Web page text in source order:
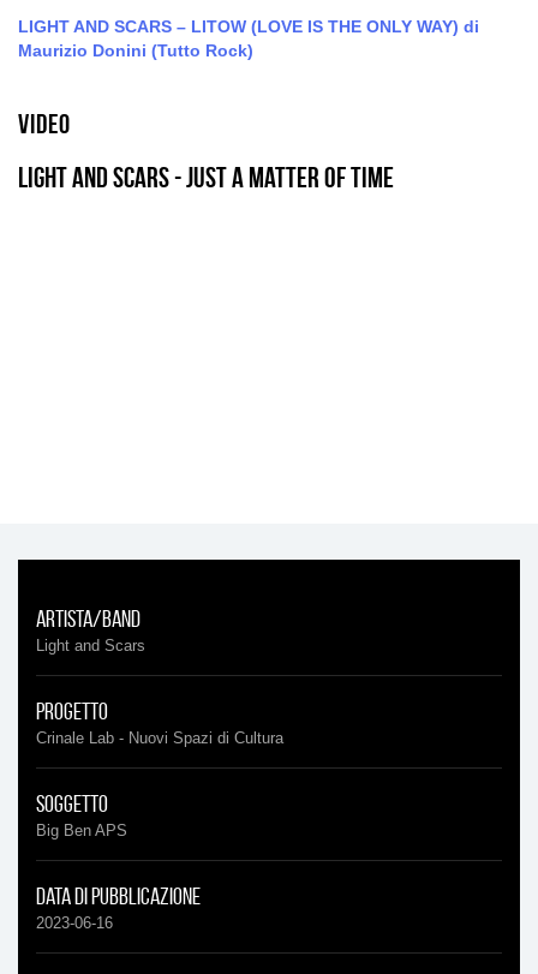
LIGHT AND SCARS – LITOW (LOVE IS THE ONLY WAY) di
Maurizio Donini (Tutto Rock)
Video
LIGHT AND SCARS - Just a matter of time
Artista/Band
Light and Scars
Progetto
Crinale Lab - Nuovi Spazi di Cultura
Soggetto
Big Ben APS
Data di pubblicazione
2023-06-16